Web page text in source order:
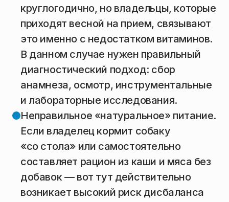
круглогодично, но владельцы, которые
приходят весной на прием, связывают
это именно с недостатком витаминов.
В данном случае нужен правильный
диагностический подход: сбор
анамнеза, осмотр, инструментальные
и лабораторные исследования.
Неправильное «натуральное» питание.
Если владелец кормит собаку
«со стола» или самостоятельно
составляет рацион из каши и мяса без
добавок — вот тут действительно
возникает высокий риск дисбаланса